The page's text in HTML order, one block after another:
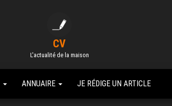
CV
L'actualité de la maison
ANNUAIRE JE RÉDIGE UN ARTICLE